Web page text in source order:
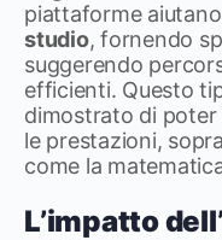
piattaforme
studio, fornendo
suggerendo
efficienti. Questo
dimostrato di
le prestazioni,
come la
L’impatto